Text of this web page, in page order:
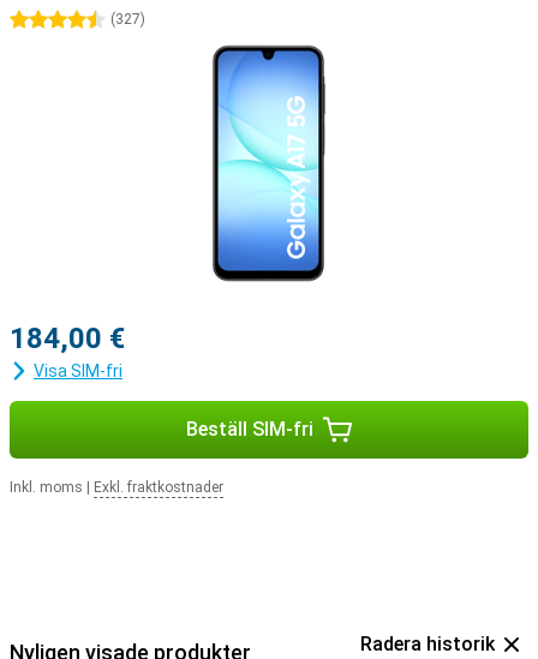
4.5 stjärnor
(327)
184,00 €
Visa SIM-fri
Beställ SIM-fri
Inkl. moms Exkl. fraktkostnader
Nyligen visade produkter Radera historik